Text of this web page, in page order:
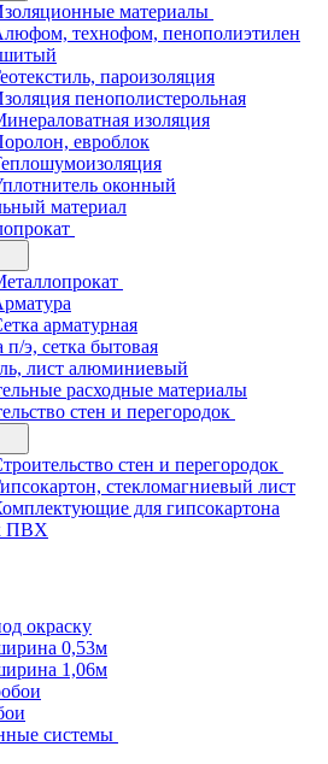
материалы
технофом, пенополиэтилен
пароизоляция
пенополистерольная
изоляция
евроблок
оконный
материал
арматурная
п/э, сетка бытовая
лист алюминиевый
расходные материалы
стен и перегородок
стен и перегородок
стекломагниевый лист
для гипсокартона
ПВХ
окраску
0,53м
1,06м
системы